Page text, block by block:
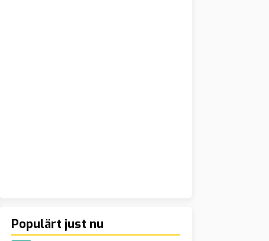
Populärt just nu